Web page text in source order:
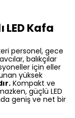
LED Kafa
personel, gece
balıkçılar
için eller
yüksek
Kompakt ve
güçlü LED
geniş ve net bir